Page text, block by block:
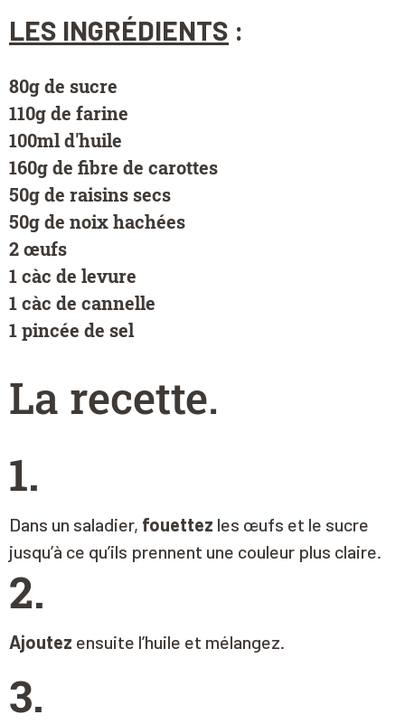
LES INGRÉDIENTS :
80g de sucre
110g de farine
100ml d'huile
160g de fibre de carottes
50g de raisins secs
50g de noix hachées
2 œufs
1 càc de levure
1 càc de cannelle
1 pincée de sel
La recette.
1.
Dans un saladier, fouettez les œufs et le sucre
jusqu’à ce qu’ils prennent une couleur plus claire.
2.
Ajoutez ensuite l’huile et mélangez.
3.